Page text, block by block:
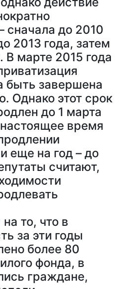
сначала до 2010
2013 года, затем
В марте 2015 года
быть завершена
Однако этот срок
до 1 марта
время
еще на год – до
считают,
то, что в
за эти годы
более 80
фонда, в
граждане,